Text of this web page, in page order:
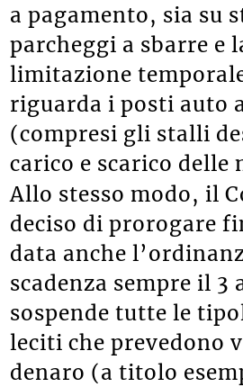
a pagamento, sia su
parcheggi a sbarre e
limitazione
riguarda i posti auto
(compresi gli stalli
carico e scarico delle
Allo stesso modo, il
deciso di prorogare
data anche
scadenza sempre il 3
sospende tutte le
leciti che prevedono
denaro (a titolo